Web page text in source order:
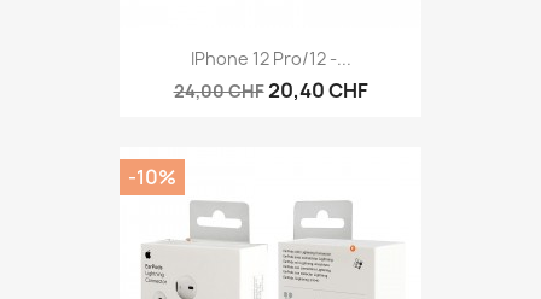
IPhone 12 Pro/12 -...
24,00 CHF20,40 CHF
-10%